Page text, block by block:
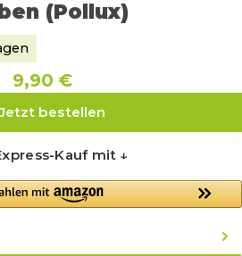
(Pollux)
9,90 €
bestellen
Kauf mit ↓